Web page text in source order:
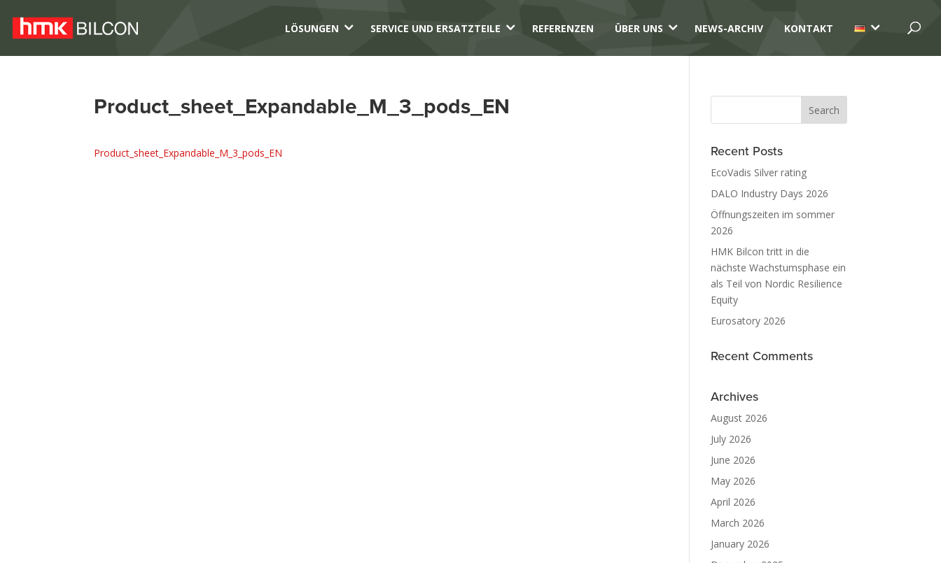
LÖSUNGEN 3 SERVICE UND ERSATZTEILE 3 REFERENZEN ÜBER UNS 3 NEWS-ARCHIV KONTAKT 3
Product_sheet_Expandable_M_3_pods_EN
Product_sheet_Expandable_M_3_pods_EN Recent Posts
EcoVadis Silver rating
DALO Industry Days 2026
Öffnungszeiten im sommer
2026
HMK Bilcon tritt in die
nächste Wachstumsphase ein
als Teil von Nordic Resilience
Equity
Eurosatory 2026
Recent Comments
Archives
August 2026
July 2026
June 2026
May 2026
April 2026
March 2026
January 2026